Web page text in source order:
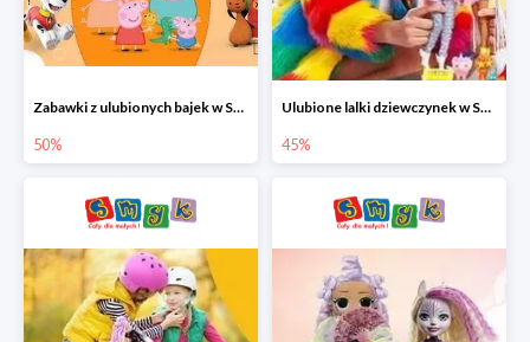
Zabawki z ulubionych bajek w Smyku do -50%
50%
Ulubione lalki dziewczynek w Smyku do -45%
45%